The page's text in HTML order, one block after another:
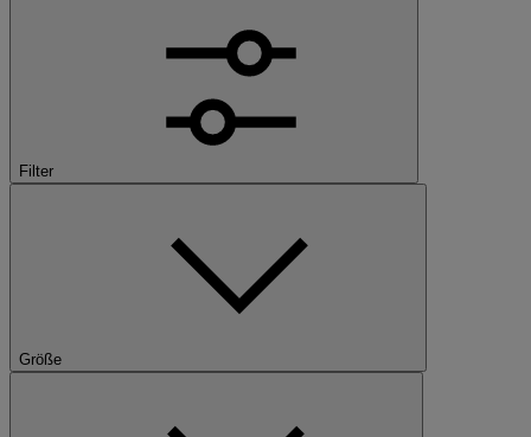
Filter
Größe